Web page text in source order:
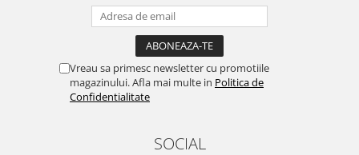
Vreau sa primesc newsletter cu promotiile
magazinului. Afla mai multe in Politica de
Confidentialitate
SOCIAL